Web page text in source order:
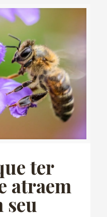
ter
atraem
seu